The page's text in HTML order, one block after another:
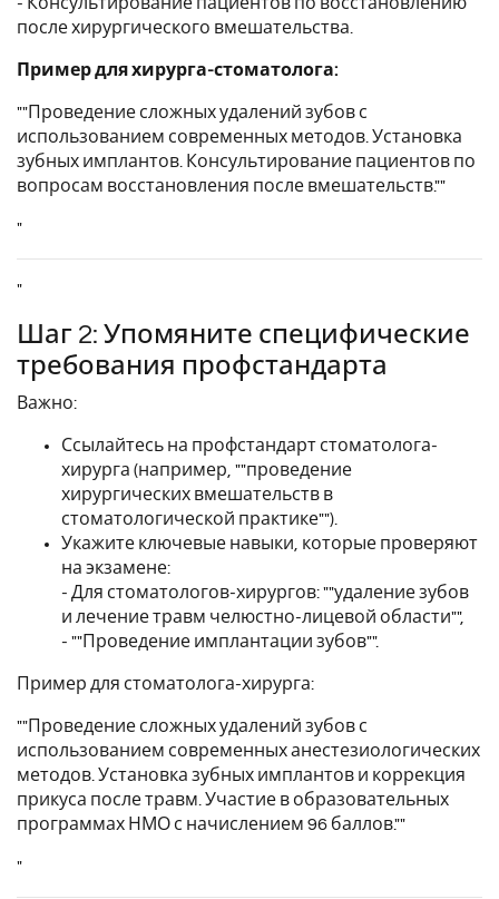
после хирургического вмешательства.
Пример для хирурга-стоматолога:
""Проведение сложных удалений зубов с
использованием современных методов. Установка
зубных имплантов. Консультирование пациентов по
вопросам восстановления после вмешательств.""
"
"
Шаг 2: Упомяните специфические
требования профстандарта
Важно:
Ссылайтесь на профстандарт стоматолога-
хирурга (например, ""проведение
хирургических вмешательств в
стоматологической практике"").
Укажите ключевые навыки, которые проверяют
на экзамене:
- Для стоматологов-хирургов: ""удаление зубов
и лечение травм челюстно-лицевой области"",
- ""Проведение имплантации зубов"".
Пример для стоматолога-хирурга:
""Проведение сложных удалений зубов с
использованием современных анестезиологических
методов. Установка зубных имплантов и коррекция
прикуса после травм. Участие в образовательных
программах НМО с начислением 96 баллов.""
"